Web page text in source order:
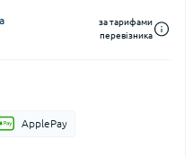
за тарифами
перевізника
ApplePay